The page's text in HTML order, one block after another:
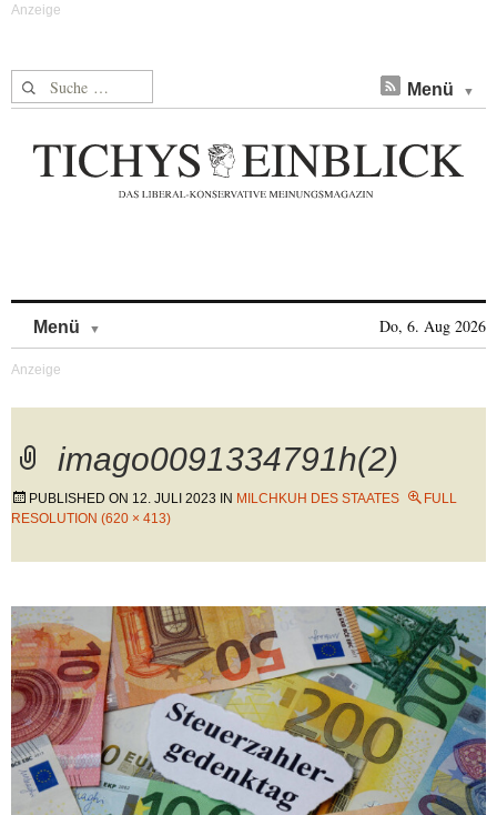
Suche nach: Menü
Menü Do, 6. Aug 2026
imago0091334791h(2)
PUBLISHED ON 12. JULI 2023 IN MILCHKUH DES STAATES
FULL
RESOLUTION (620 × 413)